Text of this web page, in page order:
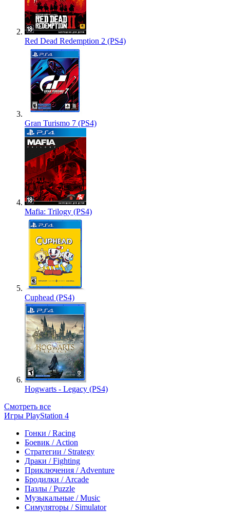
Red Dead Redemption 2 (PS4)
Gran Turismo 7 (PS4)
Mafia: Trilogy (PS4)
Cuphead (PS4)
Hogwarts - Legacy (PS4)
Смотреть все
Игры PlayStation 4
Гонки / Racing
Боевик / Action
Стратегии / Strategy
Драки / Fighting
Приключения / Adventure
Бродилки / Arcade
Пазлы / Puzzle
Музыкальные / Music
Симуляторы / Simulator